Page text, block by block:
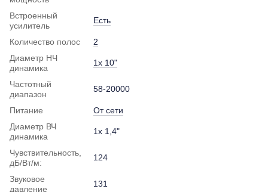
Встроенный
усилитель
Есть
Количество полос
2
Диаметр НЧ
динамика
1x 10"
Частотный
диапазон
58-20000
Питание
От сети
Диаметр ВЧ
динамика
1x 1,4"
Чувствительность,
дБ/Вт/м:
124
Звуковое
давление
131